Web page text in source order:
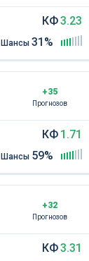
КФ3.23
Шансы 31%
+35
Прогнозов
КФ 1.71
Шансы 59%
+32
Прогнозов
КФ3.31